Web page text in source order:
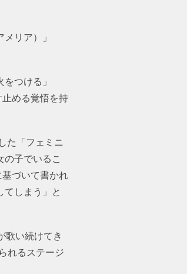
リア）」
つける」
める覚悟を持
た「フェミニ
子でいるこ
づいて書かれ
しまう」と
歌い続けてき
れるステージ